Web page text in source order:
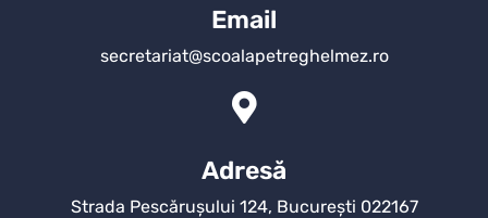
Email
secretariat@scoalapetreghelmez.ro
Adresă
Strada Pescărușului 124, București 022167